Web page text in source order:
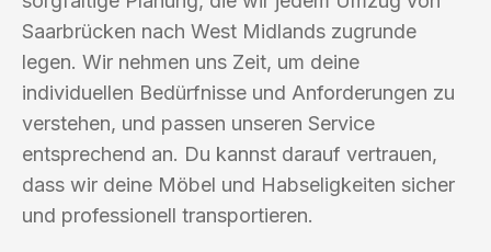
Saarbrücken nach West Midlands zugrunde
legen. Wir nehmen uns Zeit, um deine
individuellen Bedürfnisse und Anforderungen zu
verstehen, und passen unseren Service
entsprechend an. Du kannst darauf vertrauen,
dass wir deine Möbel und Habseligkeiten sicher
und professionell transportieren.